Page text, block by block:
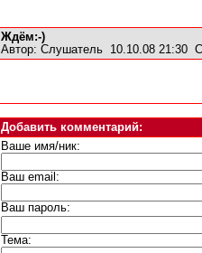
Ждём:-)
Автор: Слушатель 10.10.08 21:30
Добавить комментарий:
Ваше имя/ник:
Ваш email:
Ваш пароль:
Тема: